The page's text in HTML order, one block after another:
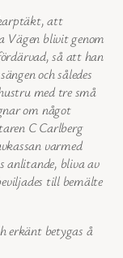
att
Vägen blivit genom
så att han
och således
med tre små
om något
C Carlberg
varmed
anlitande, bliva av
till bemälte
erkänt betygas å